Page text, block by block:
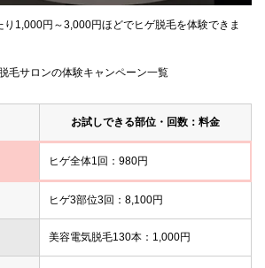
り1,000円～3,000円ほどでヒゲ脱毛を体験できま
毛サロンの体験キャンペーン一覧
お試しできる部位・回数：料金
ヒゲ全体1回：980円
ヒゲ3部位3回：8,100円
美容電気脱毛130本：1,000円